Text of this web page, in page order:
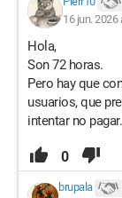
16 jun. 2026
Hola,
Son 72 horas.
Pero hay que
usuarios, que
intentar no pagar.
0
brupala